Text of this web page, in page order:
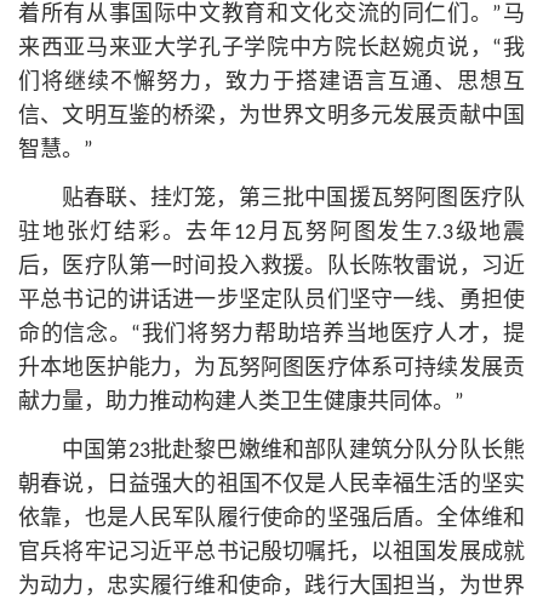
着所有从事国际中文教育和文化交流的同仁们。”马
来西亚马来亚大学孔子学院中方院长赵婉贞说，“我
们将继续不懈努力，致力于搭建语言互通、思想互
信、文明互鉴的桥梁，为世界文明多元发展贡献中国
智慧。”
贴春联、挂灯笼，第三批中国援瓦努阿图医疗队
驻地张灯结彩。去年12月瓦努阿图发生7.3级地震
后，医疗队第一时间投入救援。队长陈牧雷说，习近
平总书记的讲话进一步坚定队员们坚守一线、勇担使
命的信念。“我们将努力帮助培养当地医疗人才，提
升本地医护能力，为瓦努阿图医疗体系可持续发展贡
献力量，助力推动构建人类卫生健康共同体。”
中国第23批赴黎巴嫩维和部队建筑分队分队长熊
朝春说，日益强大的祖国不仅是人民幸福生活的坚实
依靠，也是人民军队履行使命的坚强后盾。全体维和
官兵将牢记习近平总书记殷切嘱托，以祖国发展成就
为动力，忠实履行维和使命，践行大国担当，为世界